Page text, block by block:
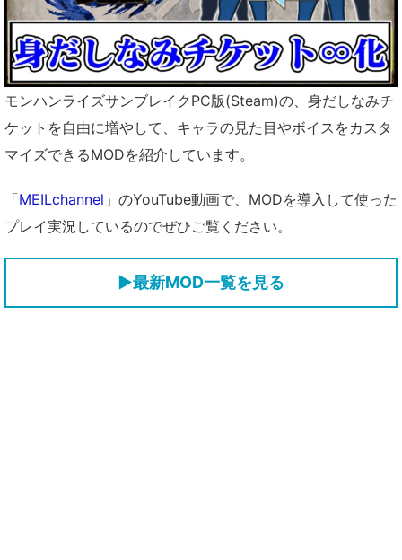
モンハンライズサンブレイクPC版(Steam)の、身だしなみチ
ケットを自由に増やして、キャラの見た目やボイスをカスタ
マイズできるMODを紹介しています。
「MEILchannel 」のYouTube動画で、MODを導入して使った
プレイ実況しているのでぜひご覧ください。
▶最新MOD一覧を見る